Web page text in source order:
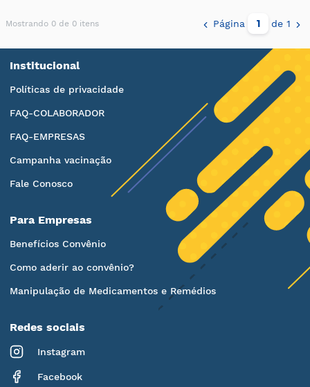
Mostrando 0 de 0 itens Página de 1
Institucional
Políticas de privacidade
FAQ-COLABORADOR
FAQ-EMPRESAS
Campanha vacinação
Fale Conosco
Para Empresas
Benefícios Convênio
Como aderir ao convênio?
Manipulação de Medicamentos e Remédios
Redes sociais
Instagram
Facebook